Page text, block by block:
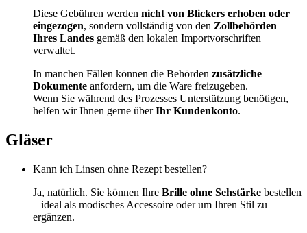
Diese Gebühren werden nicht von Blickers erhoben oder
eingezogen, sondern vollständig von den Zollbehörden
Ihres Landes gemäß den lokalen Importvorschriften
verwaltet.
In manchen Fällen können die Behörden zusätzliche
Dokumente anfordern, um die Ware freizugeben.
Wenn Sie während des Prozesses Unterstützung benötigen,
helfen wir Ihnen gerne überIhr Kundenkonto.
Gläser
Kann ich Linsen ohne Rezept bestellen?
Ja, natürlich. Sie können Ihre Brille ohne Sehstärke bestellen
– ideal als modisches Accessoire oder um Ihren Stil zu
ergänzen.